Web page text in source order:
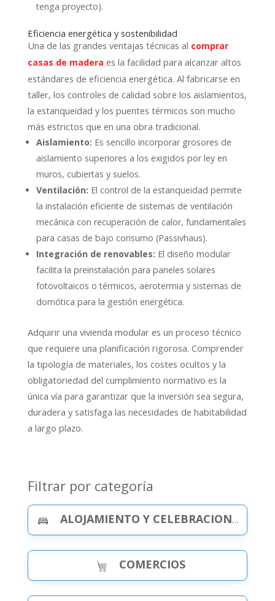
tenga proyecto).
Eficiencia energética y sostenibilidad
Una de las grandes ventajas técnicas al comprar
casas de madera es la facilidad para alcanzar altos
estándares de eficiencia energética. Al fabricarse en
taller, los controles de calidad sobre los aislamientos,
la estanqueidad y los puentes térmicos son mucho
más estrictos que en una obra tradicional.
Aislamiento: Es sencillo incorporar grosores de
aislamiento superiores a los exigidos por ley en
muros, cubiertas y suelos.
Ventilación: El control de la estanqueidad permite
la instalación eficiente de sistemas de ventilación
mecánica con recuperación de calor, fundamentales
para casas de bajo consumo (Passivhaus).
Integración de renovables: El diseño modular
facilita la preinstalación para paneles solares
fotovoltaicos o térmicos, aerotermia y sistemas de
domótica para la gestión energética.
Adquirir una vivienda modular es un proceso técnico
que requiere una planificación rigorosa. Comprender
la tipología de materiales, los costes ocultos y la
obligatoriedad del cumplimiento normativo es la
única vía para garantizar que la inversión sea segura,
duradera y satisfaga las necesidades de habitabilidad
a largo plazo.
Filtrar por categoría
ALOJAMIENTO Y CELEBRACIONES
COMERCIOS